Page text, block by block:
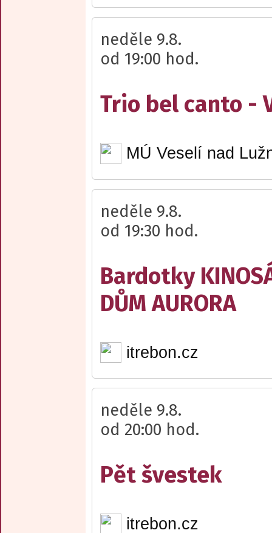
neděle 9.8.
od 19:00 hod.
Trio bel canto -
MÚ Veselí nad
neděle 9.8.
od 19:30 hod.
Bardotky
DŮM AURORA
itrebon.cz
neděle 9.8.
od 20:00 hod.
Pět švestek
itrebon.cz